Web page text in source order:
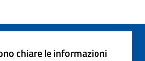
chiare le informazioni